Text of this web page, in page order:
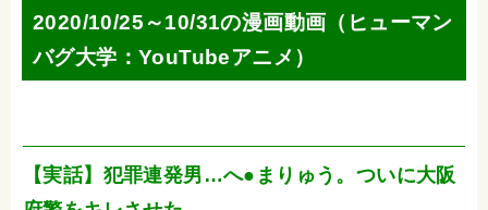
2020/10/25～10/31の漫画動画（ヒューマン
バグ大学：YouTubeアニメ）
【実話】犯罪連発男…へ●まりゅう。ついに大阪